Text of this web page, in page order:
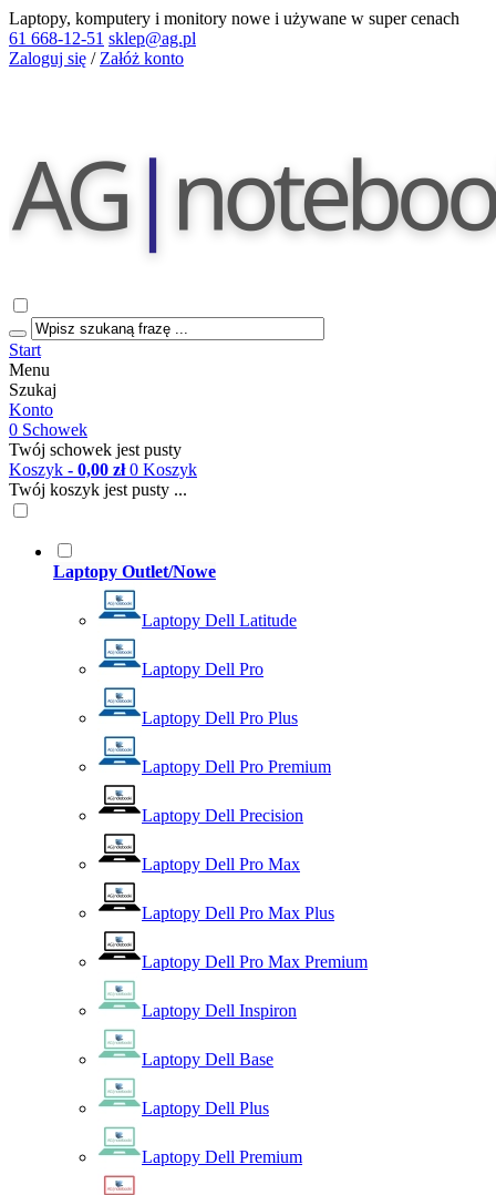
Laptopy, komputery i monitory nowe i używane w super cenach
61 668-12-51 sklep@ag.pl
Zaloguj się / Załóż konto
Start
Menu
Szukaj
Konto
0 Schowek
Twój schowek jest pusty
Koszyk - 0,00 zł 0 Koszyk
Twój koszyk jest pusty ...
Laptopy Outlet/Nowe
Laptopy Dell Latitude
Laptopy Dell Pro
Laptopy Dell Pro Plus
Laptopy Dell Pro Premium
Laptopy Dell Precision
Laptopy Dell Pro Max
Laptopy Dell Pro Max Plus
Laptopy Dell Pro Max Premium
Laptopy Dell Inspiron
Laptopy Dell Base
Laptopy Dell Plus
Laptopy Dell Premium